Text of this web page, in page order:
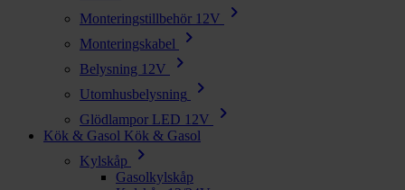
Monteringstillbehör 12V chevron_right
Monteringskabel chevron_right
Belysning 12V chevron_right
Utomhusbelysning chevron_right
Glödlampor LED 12V chevron_right
Kök & Gasol Kök & Gasol
Kylskåp
chevron_right
Gasolkylskåp